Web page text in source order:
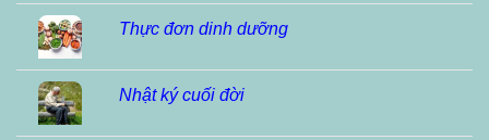
Thực đơn dinh dưỡng
Nhật ký cuối đời